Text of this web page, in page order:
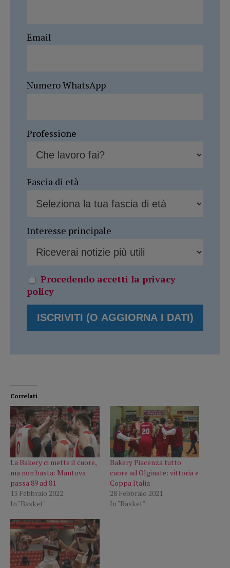
Email
Numero WhatsApp
Professione
Fascia di età
Interesse principale
Procedendo accetti la privacy
policy
Correlati
La Bakery ci mette il cuore,
ma non basta: Mantova
passa 89 ad 81
13 Febbraio 2022
In "Basket"
Bakery Piacenza tutto
cuore ad Olginate: vittoria e
Coppa Italia
28 Febbraio 2021
In "Basket"